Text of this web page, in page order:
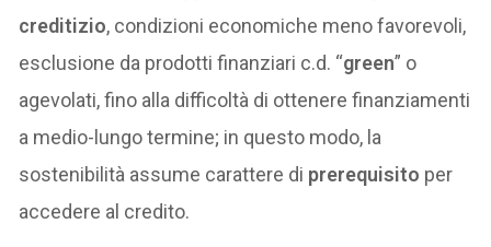
creditizio, condizioni economiche meno favorevoli,
esclusione da prodotti finanziari c.d. “green” o
agevolati, fino alla difficoltà di ottenere finanziamenti
a medio-lungo termine; in questo modo, la
sostenibilità assume carattere di prerequisito per
accedere al credito.